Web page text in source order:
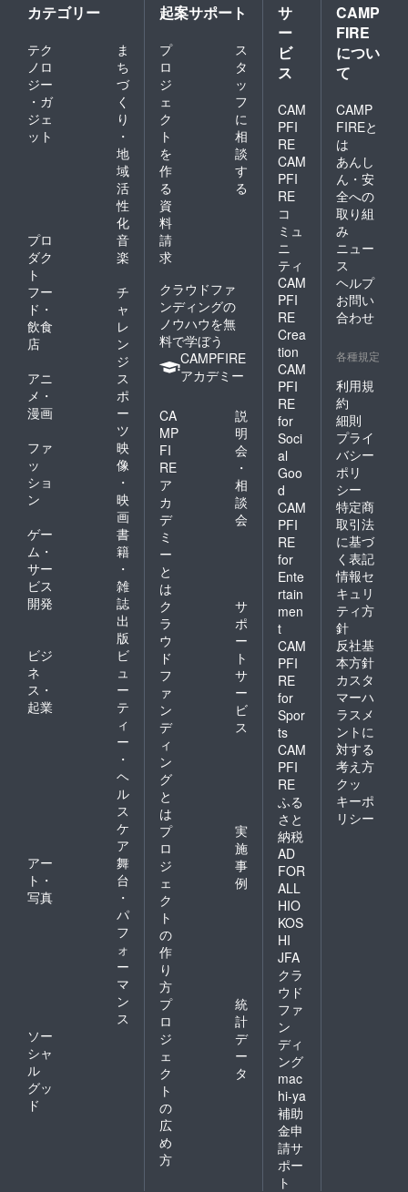
カテゴリー
テク
ノロ
ジー
・ガ
ジェ
ット
ま
ち
づ
く
り
・
地
域
活
性
化
プロ
ダク
ト
音
楽
フー
ド・
飲食
店
チ
ャ
レ
ン
ジ
アニ
メ・
漫画
ス
ポ
ー
ツ
ファ
ッ
ショ
ン
映
像
・
映
画
ゲー
ム・
サー
ビス
開発
書
籍
・
雑
誌
出
版
ビジ
ネ
ス・
起業
ビ
ュ
ー
テ
ィ
ー
・
ヘ
ル
ス
ケ
ア
アー
ト・
写真
舞
台
・
パ
フ
ォ
ー
マ
ン
ス
ソー
シャ
ル
グッ
ド
起案サポート
プ
ロ
ジ
ェ
ク
ト
を
作
る
ス
タ
ッ
フ
に
相
談
す
る
資
料
請
求
クラウドファ
ンディングの
ノウハウを無
料で学ぼう
CAMPFIRE
アカデミー
CA
MP
FI
RE
ア
カ
デ
ミ
ー
と
は
説
明
会
・
相
談
会
ク
ラ
ウ
ド
フ
ァ
ン
デ
ィ
ン
グ
と
は
サ
ポ
ー
ト
サ
ー
ビ
ス
プ
ロ
ジ
ェ
ク
ト
の
作
り
方
実
施
事
例
プ
ロ
ジ
ェ
ク
ト
の
広
め
方
統
計
デ
ー
タ
サ
ー
ビ
ス
CAM
PFI
RE
CAM
PFI
RE
コ
ミュ
ニ
ティ
CAM
PFI
RE
Crea
tion
CAM
PFI
RE
for
Soci
al
Goo
d
CAM
PFI
RE
for
Ente
rtain
men
t
CAM
PFI
RE
for
Spor
ts
CAM
PFI
RE
ふる
さと
納税
AD
FOR
ALL
HIO
KOS
HI
JFA
クラ
ウド
ファ
ン
ディ
ング
mac
hi-ya
補助
金申
請サ
ポー
ト
CAMP
FIRE
につい
て
CAMP
FIREと
は
あんし
ん・安
全への
取り組
み
ニュー
ス
ヘルプ
お問い
合わせ
各種規定
利用規
約
細則
プライ
バシー
ポリ
シー
特定商
取引法
に基づ
く表記
情報セ
キュリ
ティ方
針
反社基
本方針
カスタ
マーハ
ラスメ
ントに
対する
考え方
クッ
キーポ
リシー